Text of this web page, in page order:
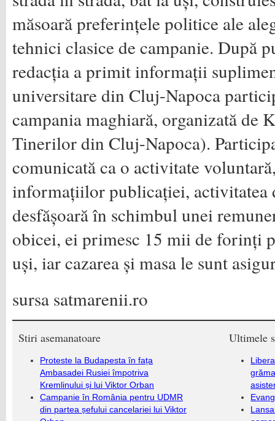
măsoară preferințele politice ale
tehnici clasice de campanie. După
redacția a primit informații
universitare din Cluj-Napoca
campania maghiară, organizată de
Tinerilor din Cluj-Napoca).
comunicată ca o activitate
informațiilor publicației, activitatea
desfășoară în schimbul unei
obicei, ei primesc 15 mii de forinți
uși, iar cazarea și masa le sunt
sursa satmarenii.ro
Stiri asemanatoare
Proteste la Budapesta în fața
Ambasadei Rusiei împotriva
Kremlinului și lui Viktor Orban
Campanie în România pentru UDMR
din partea șefului cancelariei lui Viktor
Ultimele